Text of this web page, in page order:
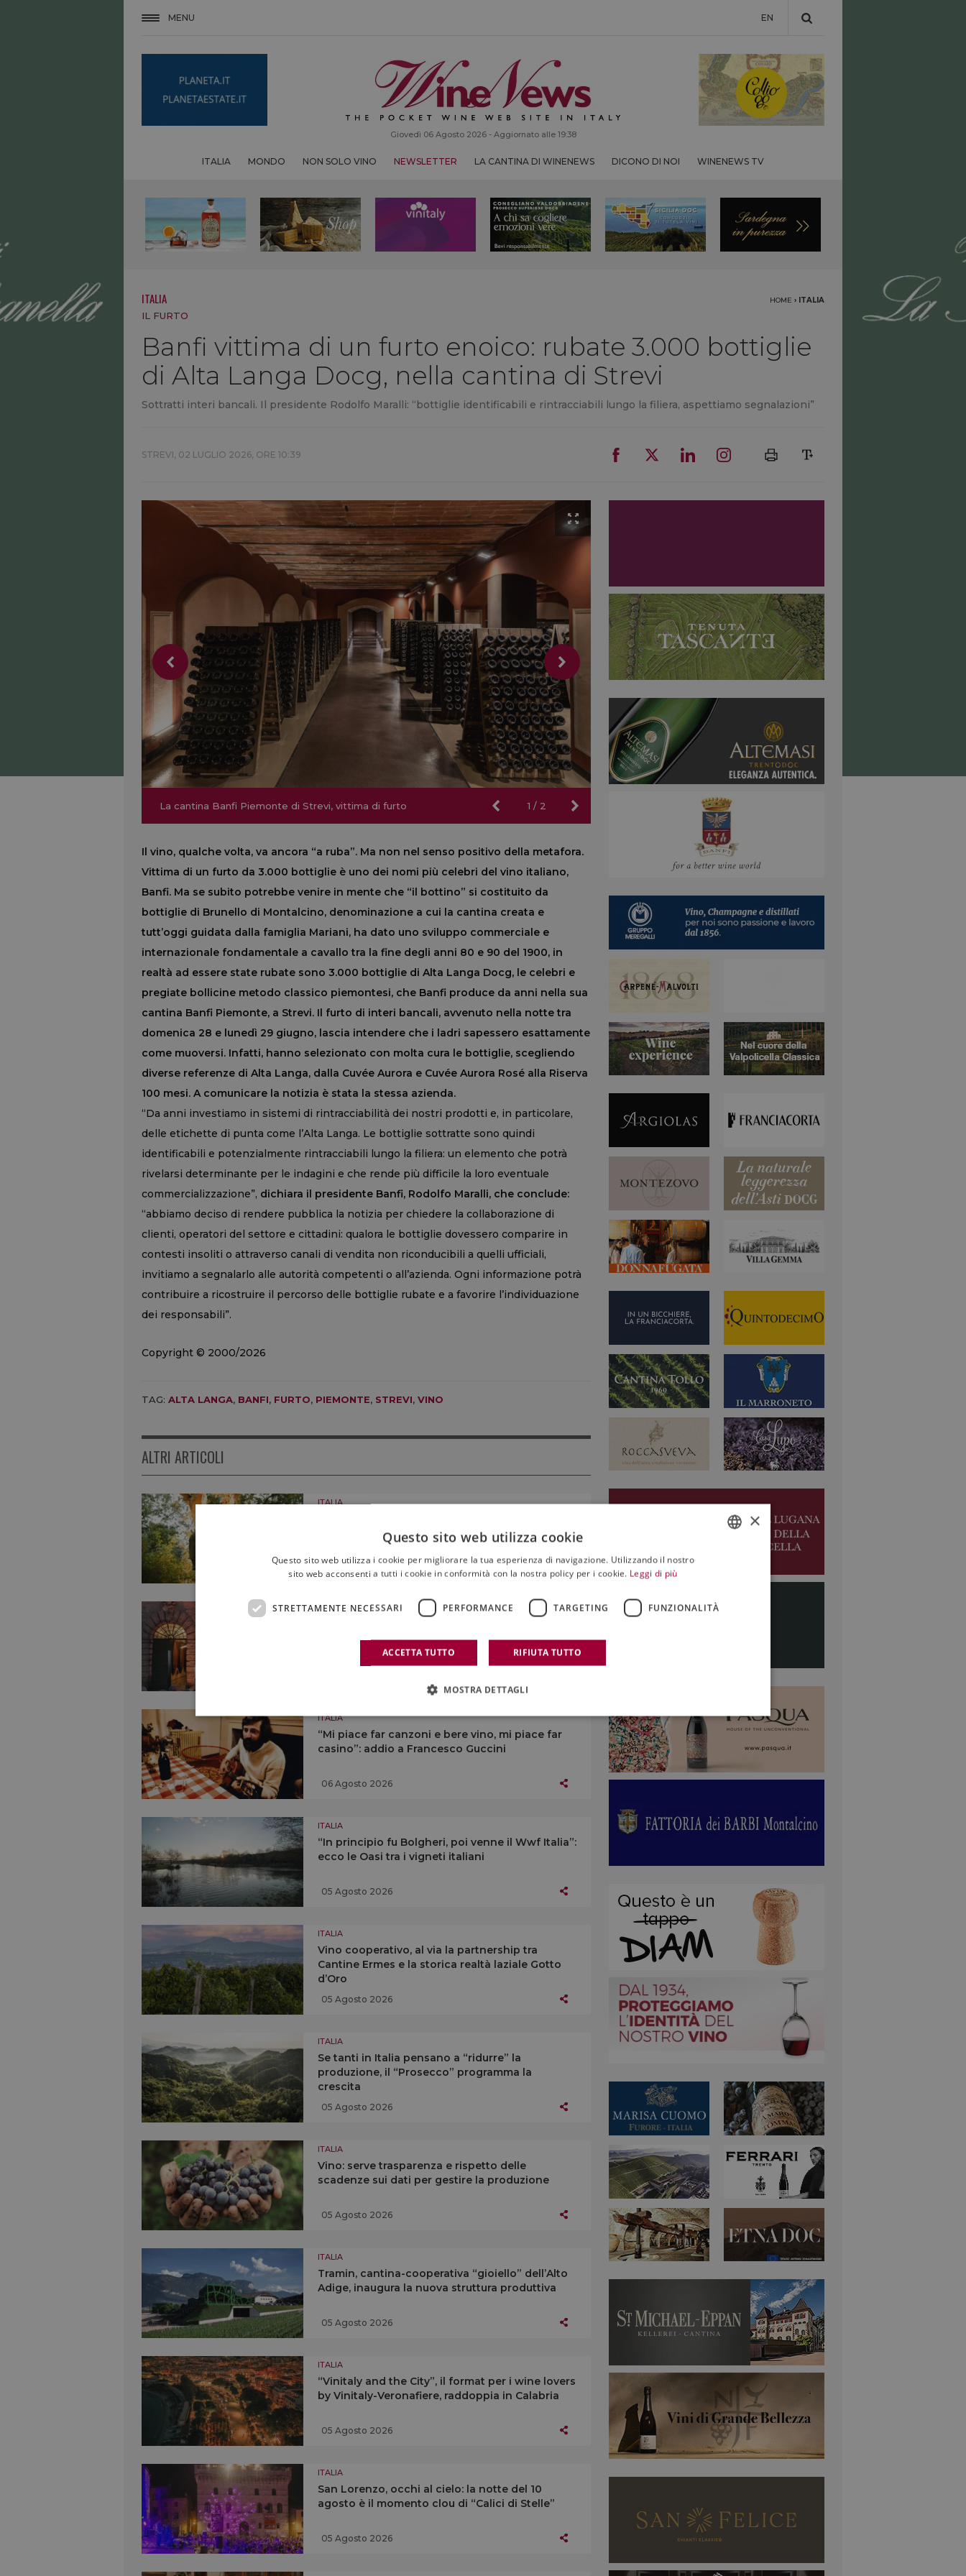
MENU EN
Giovedì 06 Agosto 2026 - Aggiornato alle 19:38
ITALIA MONDO NON SOLO VINO NEWSLETTER LA CANTINA DI WINENEWS DICONO DI NOI WINENEWS TV
ITALIA HOME › ITALIA
IL FURTO
Banfi vittima di un furto enoico: rubate 3.000 bottiglie
di Alta Langa Docg, nella cantina di Strevi
Sottratti interi bancali. Il presidente Rodolfo Maralli: “bottiglie identificabili e rintracciabili lungo la filiera, aspettiamo segnalazioni”
STREVI, 02 LUGLIO 2026, ORE 10:39
1 / 2
La cantina Banfi Piemonte di Strevi, vittima di furto
La cantina Banfi Piemonte di Strevi, vittima di furto
Il vino, qualche volta, va ancora “a ruba”. Ma non nel senso positivo della metafora.
Vittima di un furto da 3.000 bottiglie è uno dei nomi più celebri del vino italiano,
Banfi. Ma se subito potrebbe venire in mente che “il bottino” si costituito da
bottiglie di Brunello di Montalcino, denominazione a cui la cantina creata e
tutt’oggi guidata dalla famiglia Mariani, ha dato uno sviluppo commerciale e
internazionale fondamentale a cavallo tra la fine degli anni 80 e 90 del 1900, in
realtà ad essere state rubate sono 3.000 bottiglie di Alta Langa Docg, le celebri e
pregiate bollicine metodo classico piemontesi, che Banfi produce da anni nella sua
cantina Banfi Piemonte, a Strevi. Il furto di interi bancali, avvenuto nella notte tra
domenica 28 e lunedì 29 giugno, lascia intendere che i ladri sapessero esattamente
come muoversi. Infatti, hanno selezionato con molta cura le bottiglie, scegliendo
diverse referenze di Alta Langa, dalla Cuvée Aurora e Cuvée Aurora Rosé alla Riserva
100 mesi. A comunicare la notizia è stata la stessa azienda.
“Da anni investiamo in sistemi di rintracciabilità dei nostri prodotti e, in particolare,
delle etichette di punta come l’Alta Langa. Le bottiglie sottratte sono quindi
identificabili e potenzialmente rintracciabili lungo la filiera: un elemento che potrà
rivelarsi determinante per le indagini e che rende più difficile la loro eventuale
commercializzazione”, dichiara il presidente Banfi, Rodolfo Maralli, che conclude:
“abbiamo deciso di rendere pubblica la notizia per chiedere la collaborazione di
clienti, operatori del settore e cittadini: qualora le bottiglie dovessero comparire in
contesti insoliti o attraverso canali di vendita non riconducibili a quelli ufficiali,
invitiamo a segnalarlo alle autorità competenti o all’azienda. Ogni informazione potrà
contribuire a ricostruire il percorso delle bottiglie rubate e a favorire l’individuazione
dei responsabili”.
Copyright © 2000/2026
TAG: ALTA LANGA, BANFI, FURTO, PIEMONTE, STREVI, VINO
ALTRI ARTICOLI
ITALIA
opere d’arte dialogano con vigneti e pietra
ITALIA
Chianti Classico Experience” in cantina
ITALIA
“Mi piace far canzoni e bere vino, mi piace far
casino”: addio a Francesco Guccini
06 Agosto 2026
ITALIA
“In principio fu Bolgheri, poi venne il Wwf Italia”:
ecco le Oasi tra i vigneti italiani
05 Agosto 2026
ITALIA
Vino cooperativo, al via la partnership tra
Cantine Ermes e la storica realtà laziale Gotto
d’Oro
05 Agosto 2026
ITALIA
Se tanti in Italia pensano a “ridurre” la
produzione, il “Prosecco” programma la
crescita
05 Agosto 2026
ITALIA
Vino: serve trasparenza e rispetto delle
scadenze sui dati per gestire la produzione
05 Agosto 2026
ITALIA
Tramin, cantina-cooperativa “gioiello” dell’Alto
Adige, inaugura la nuova struttura produttiva
05 Agosto 2026
ITALIA
“Vinitaly and the City”, il format per i wine lovers
by Vinitaly-Veronafiere, raddoppia in Calabria
05 Agosto 2026
ITALIA
San Lorenzo, occhi al cielo: la notte del 10
agosto è il momento clou di “Calici di Stelle”
05 Agosto 2026
×
Questo sito web utilizza cookie
Questo sito web utilizza i cookie per migliorare la tua esperienza di navigazione. Utilizzando il nostro
sito web acconsenti a tutti i cookie in conformità con la nostra policy per i cookie. Leggi di più
STRETTAMENTE NECESSARI PERFORMANCE TARGETING FUNZIONALITÀ
ACCETTA TUTTO RIFIUTA TUTTO
MOSTRA DETTAGLI